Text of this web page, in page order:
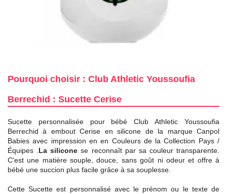
Pourquoi choisir : Club Athletic Youssoufia
Berrechid : Sucette Cerise
Sucette personnalisée pour bébé Club Athletic Youssoufia
Berrechid à embout Cerise en silicone de la marque Canpol
Babies avec impression en en Couleurs de la Collection Pays /
Équipes .La siliconese reconnaît par sa couleur transparente.
C'est une matière souple, douce, sans goût ni odeur et offre à
bébé une succion plus facile grâce à sa souplesse.
Cette Sucette est personnalisé avec le prénom ou le texte de